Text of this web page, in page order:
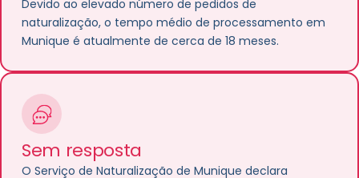
Devido ao elevado número de pedidos de
naturalização, o tempo médio de processamento em
Munique é atualmente de cerca de 18 meses.
Sem resposta
O Serviço de Naturalização de Munique declara